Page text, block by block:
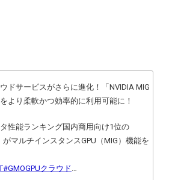
ドサービスがさらに進化！「NVIDIA MIG
より柔軟かつ効率的に利用可能に！
性能ランキング国内商用向け1位の
がマルチインスタンスGPU（MIG）機能を
#GMOGPUクラウド…